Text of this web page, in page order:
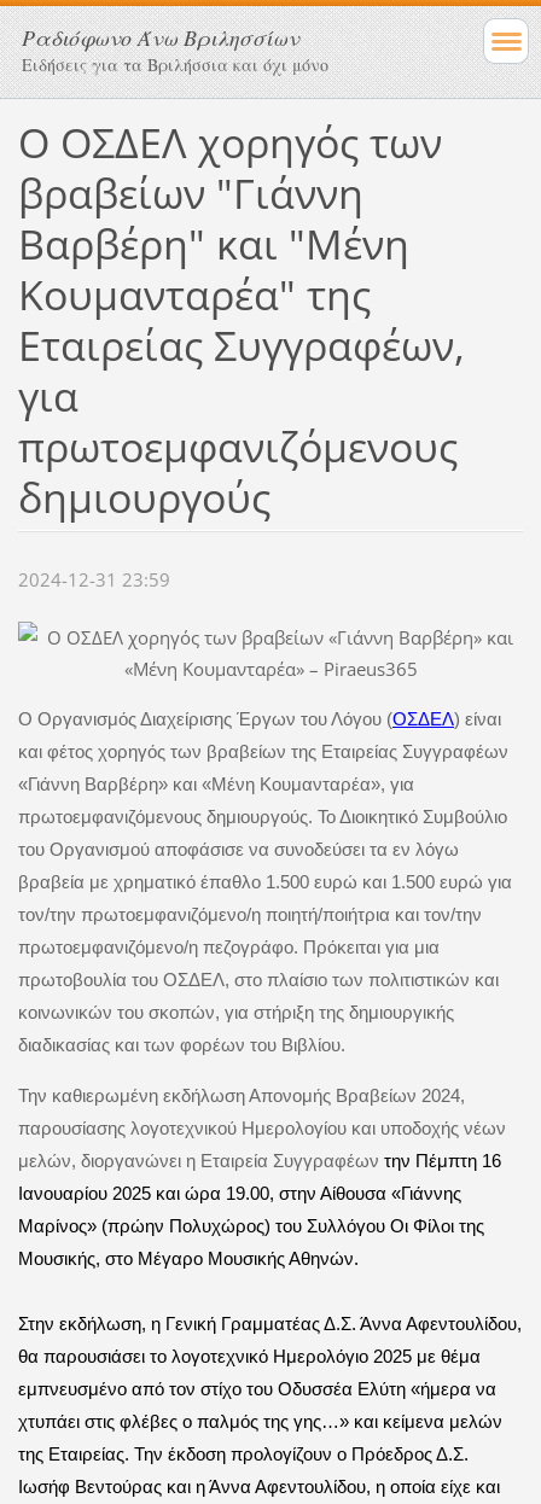
Ραδιόφωνο Άνω Βριλησσίων
Ειδήσεις για τα Βριλήσσια και όχι μόνο
Ο ΟΣΔΕΛ χορηγός των
βραβείων "Γιάννη
Βαρβέρη" και "Μένη
Κουμανταρέα" της
Εταιρείας Συγγραφέων,
για
πρωτοεμφανιζόμενους
δημιουργούς
2024-12-31 23:59
Ο Οργανισμός Διαχείρισης Έργων του Λόγου (ΟΣΔΕΛ) είναι
και φέτος χορηγός των βραβείων της Εταιρείας Συγγραφέων
«Γιάννη Βαρβέρη» και «Μένη Κουμανταρέα», για
πρωτοεμφανιζόμενους δημιουργούς. Το Διοικητικό Συμβούλιο
του Οργανισμού αποφάσισε να συνοδεύσει τα εν λόγω
βραβεία με χρηματικό έπαθλο 1.500 ευρώ και 1.500 ευρώ για
τον/την πρωτοεμφανιζόμενο/η ποιητή/ποιήτρια και τον/την
πρωτοεμφανιζόμενο/η πεζογράφο. Πρόκειται για μια
πρωτοβουλία του ΟΣΔΕΛ, στο πλαίσιο των πολιτιστικών και
κοινωνικών του σκοπών, για στήριξη της δημιουργικής
διαδικασίας και των φορέων του Βιβλίου.
Την καθιερωμένη εκδήλωση Απονομής Βραβείων 2024,
παρουσίασης λογοτεχνικού Ημερολογίου και υποδοχής νέων
μελών, διοργανώνει η Εταιρεία Συγγραφέων την Πέμπτη 16
Ιανουαρίου 2025 και ώρα 19.00, στην Αίθουσα «Γιάννης
Μαρίνος» (πρώην Πολυχώρος) του Συλλόγου Οι Φίλοι της
Μουσικής, στο Μέγαρο Μουσικής Αθηνών.
Στην εκδήλωση, η Γενική Γραμματέας Δ.Σ. Άννα Αφεντουλίδου,
θα παρουσιάσει το λογοτεχνικό Ημερολόγιο 2025 με θέμα
εμπνευσμένο από τον στίχο του Οδυσσέα Ελύτη «ήμερα να
χτυπάει στις φλέβες ο παλμός της γης…» και κείμενα μελών
της Εταιρείας. Την έκδοση προλογίζουν ο Πρόεδρος Δ.Σ.
Ιωσήφ Βεντούρας και η Άννα Αφεντουλίδου, η οποία είχε και